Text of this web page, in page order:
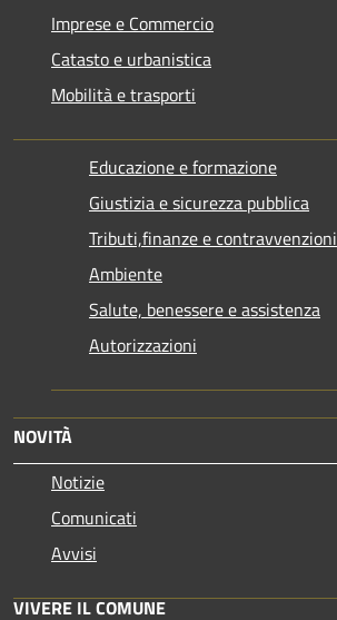
Imprese e Commercio
Catasto e urbanistica
Mobilità e trasporti
Educazione e formazione
Giustizia e sicurezza pubblica
Tributi,finanze e contravvenzioni
Ambiente
Salute, benessere e assistenza
Autorizzazioni
NOVITÀ
Notizie
Comunicati
Avvisi
VIVERE IL COMUNE